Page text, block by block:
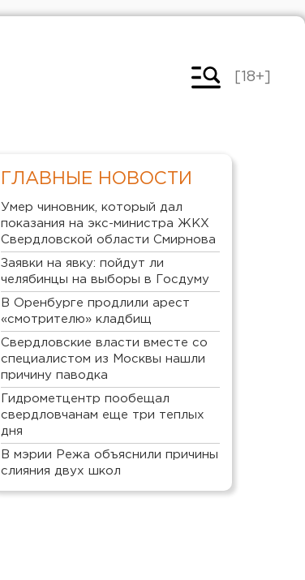
[18+]
ГЛАВНЫЕ НОВОСТИ
Умер чиновник, который дал
показания на экс-министра ЖКХ
Свердловской области Смирнова
Заявки на явку: пойдут ли
челябинцы на выборы в Госдуму
В Оренбурге продлили арест
«смотрителю» кладбищ
Свердловские власти вместе со
специалистом из Москвы нашли
причину паводка
Гидрометцентр пообещал
свердловчанам еще три теплых
дня
В мэрии Режа объяснили причины
слияния двух школ